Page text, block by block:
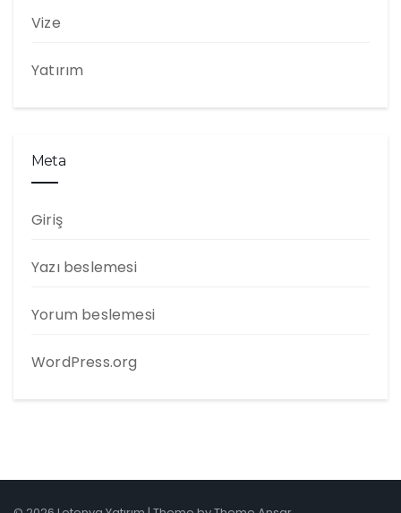
Vize
Yatırım
Meta
Giriş
Yazı beslemesi
Yorum beslemesi
WordPress.org